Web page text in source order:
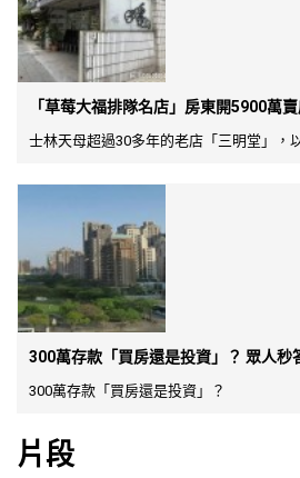
「草莓大福排隊名店」房東開5900萬
士林天母超過30多年的老店「三明堂」，
300萬存款「買房還是投資」？ 眾人秒
300萬存款「買房還是投資」？
片段